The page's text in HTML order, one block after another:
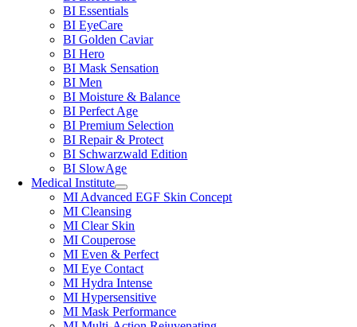
BI Essentials
BI EyeCare
BI Golden Caviar
BI Hero
BI Mask Sensation
BI Men
BI Moisture & Balance
BI Perfect Age
BI Premium Selection
BI Repair & Protect
BI Schwarzwald Edition
BI SlowAge
Medical Institute
MI Advanced EGF Skin Concept
MI Cleansing
MI Clear Skin
MI Couperose
MI Even & Perfect
MI Eye Contact
MI Hydra Intense
MI Hypersensitive
MI Mask Performance